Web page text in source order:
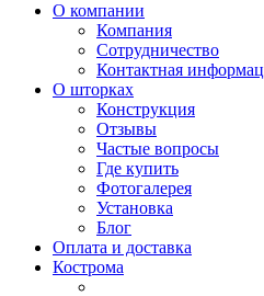
О компании
Компания
Сотрудничество
Контактная
О шторках
Конструкция
Отзывы
Частые вопросы
Где купить
Фотогалерея
Установка
Блог
Оплата и доставка
Кострома